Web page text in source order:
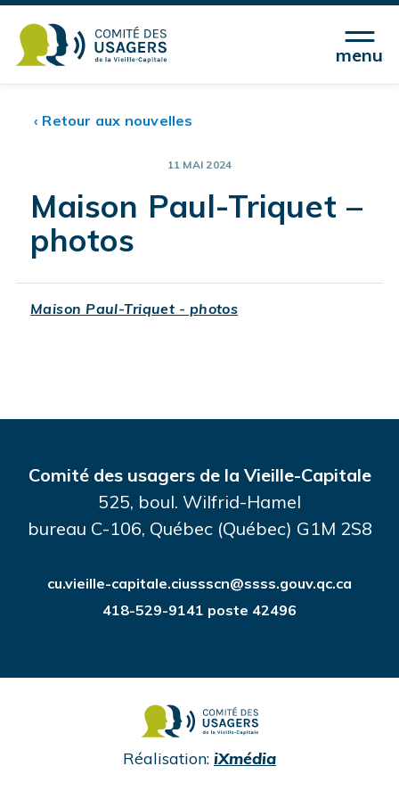
menu
‹ Retour aux nouvelles
11 MAI 2024
Maison Paul-Triquet –
photos
Maison Paul-Triquet - photos
Comité des usagers de la Vieille-Capitale
525, boul. Wilfrid-Hamel
bureau C-106, Québec (Québec) G1M 2S8
cu.vieille-capitale.ciussscn@ssss.gouv.qc.ca
418-529-9141 poste 42496
Réalisation: iXmédiaundefined